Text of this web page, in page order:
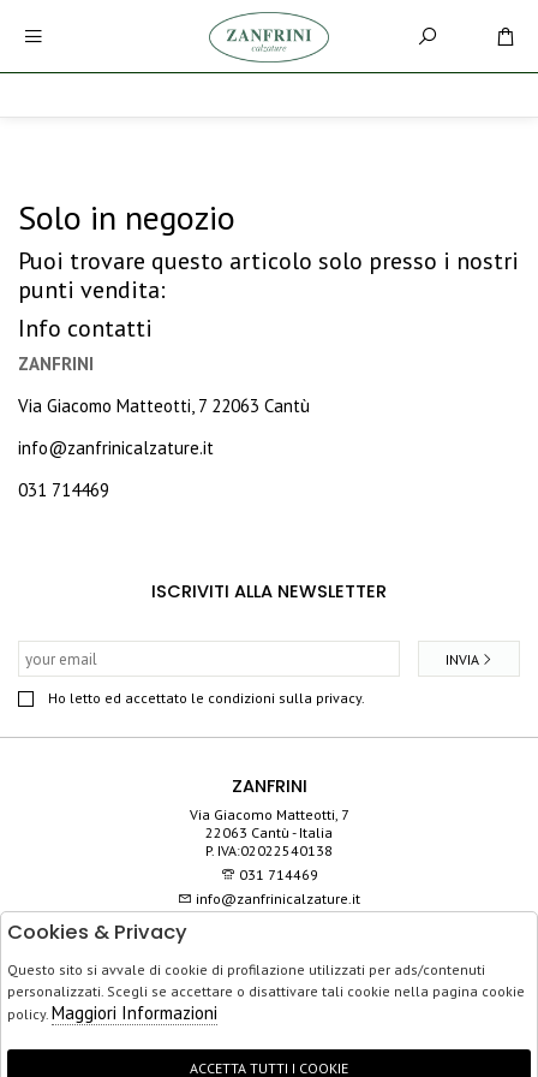
Solo in negozio
Puoi trovare questo articolo solo presso i nostri
punti vendita:
Info contatti
ZANFRINI
Via Giacomo Matteotti, 7 22063 Cantù
info@zanfrinicalzature.it
031 714469
ISCRIVITI ALLA NEWSLETTER
Ho letto ed accettato le condizioni sulla privacy.
INVIA
ZANFRINI
Via Giacomo Matteotti, 7
22063 Cantù - Italia
P. IVA:02022540138
031 714469
info@zanfrinicalzature.it
SERVIZIO CLIENTI
ACQUISTO SICURO
Cookies & Privacy
Questo sito si avvale di cookie di profilazione utilizzati per ads/contenuti
personalizzati. Scegli se accettare o disattivare tali cookie nella pagina cookie
policy. Maggiori Informazioni
ACCETTA TUTTI I COOKIE